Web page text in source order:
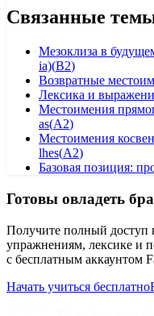
Связанные
Мезоклиза в
ia)(B2)
Возвратные
Лексика и
Местоимения
as(A2)
Местоимения
lhes(A2)
Базовая позиция:
Готовы овладеть
Получите полный доступ
упражнениям, лексике и
с бесплатным аккаунтом
Начать учиться бесплатно